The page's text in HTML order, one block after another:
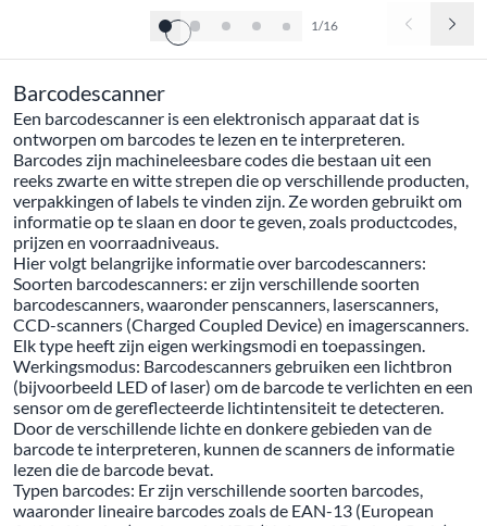
1/16
Barcodescanner
Een barcodescanner is een elektronisch apparaat dat is
ontworpen om barcodes te lezen en te interpreteren.
Barcodes zijn machineleesbare codes die bestaan uit een
reeks zwarte en witte strepen die op verschillende producten,
verpakkingen of labels te vinden zijn. Ze worden gebruikt om
informatie op te slaan en door te geven, zoals productcodes,
prijzen en voorraadniveaus.
Hier volgt belangrijke informatie over barcodescanners:
Soorten barcodescanners: er zijn verschillende soorten
barcodescanners, waaronder penscanners, laserscanners,
CCD-scanners (Charged Coupled Device) en imagerscanners.
Elk type heeft zijn eigen werkingsmodi en toepassingen.
Werkingsmodus: Barcodescanners gebruiken een lichtbron
(bijvoorbeeld LED of laser) om de barcode te verlichten en een
sensor om de gereflecteerde lichtintensiteit te detecteren.
Door de verschillende lichte en donkere gebieden van de
barcode te interpreteren, kunnen de scanners de informatie
lezen die de barcode bevat.
Typen barcodes: Er zijn verschillende soorten barcodes,
waaronder lineaire barcodes zoals de EAN-13 (European